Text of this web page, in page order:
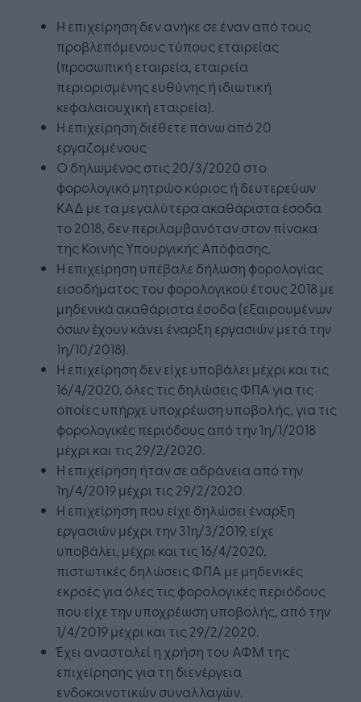
Η επιχείρηση δεν ανήκε σε έναν από τους
προβλεπόμενους τύπους εταιρείας
(προσωπική εταιρεία, εταιρεία
περιορισμένης ευθύνης ή ιδιωτική
κεφαλαιουχική εταιρεία).
Η επιχείρηση διέθετε πάνω από 20
εργαζομένους
Ο δηλωμένος στις 20/3/2020 στο
φορολογικό μητρώο κύριος ή δευτερεύων
ΚΑΔ με τα μεγαλύτερα ακαθάριστα έσοδα
το 2018, δεν περιλαμβανόταν στον πίνακα
της Κοινής Υπουργικής Απόφασης.
Η επιχείρηση υπέβαλε δήλωση φορολογίας
εισοδήματος του φορολογικού έτους 2018 με
μηδενικά ακαθάριστα έσοδα (εξαιρουμένων
όσων έχουν κάνει έναρξη εργασιών μετά την
1η/10/2018).
Η επιχείρηση δεν είχε υποβάλει μέχρι και τις
16/4/2020, όλες τις δηλώσεις ΦΠΑ για τις
οποίες υπήρχε υποχρέωση υποβολής, για τις
φορολογικές περιόδους από την 1η/1/2018
μέχρι και τις 29/2/2020.
Η επιχείρηση ήταν σε αδράνεια από την
1η/4/2019 μέχρι τις 29/2/2020.
Η επιχείρηση που είχε δηλώσει έναρξη
εργασιών μέχρι την 31η/3/2019, είχε
υποβάλει, μέχρι και τις 16/4/2020,
πιστωτικές δηλώσεις ΦΠΑ με μηδενικές
εκροές για όλες τις φορολογικές περιόδους
που είχε την υποχρέωση υποβολής, από την
1/4/2019 μέχρι και τις 29/2/2020.
Έχει ανασταλεί η χρήση του ΑΦΜ της
επιχείρησης για τη διενέργεια
ενδοκοινοτικών συναλλαγών.